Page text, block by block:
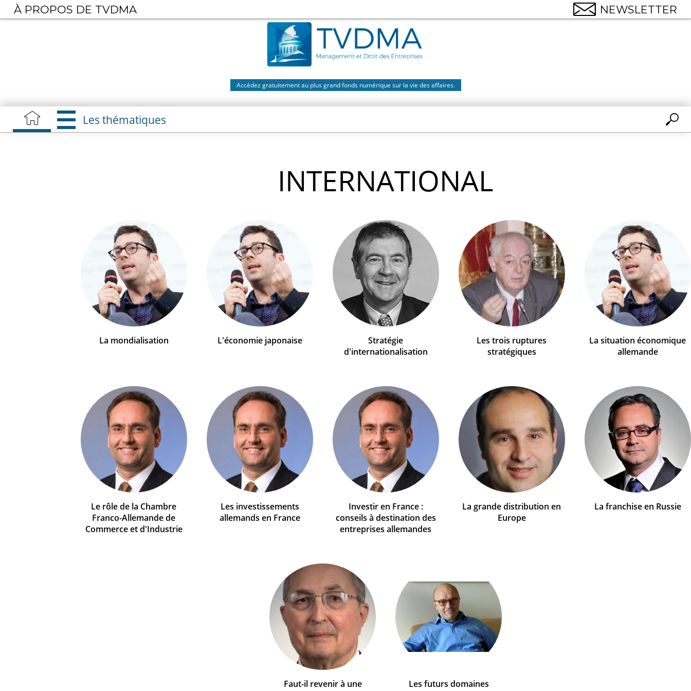
Aller
au
Accédez gratuitement au plus grand fonds numérique sur la vie des affaires.
Les thématiques
INTERNATIONAL
La mondialisation L'économie japonaise
Stratégie
d'internationalisation
Les trois ruptures
stratégiques
La situation économique
allemande
Le rôle de la Chambre
Franco-Allemande de
Commerce et d'Industrie
Les investissements
allemands en France
Investir en France :
conseils à destination des
entreprises allemandes
La grande distribution en
Europe
La franchise en Russie
Faut-il revenir à une
Les futurs domaines
À PROPOS DE TVDMA NEWSLETTER